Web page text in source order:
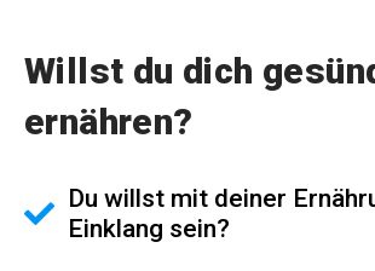
Willst du dich
ernähren?
Du willst mit deiner
Einklang sein?